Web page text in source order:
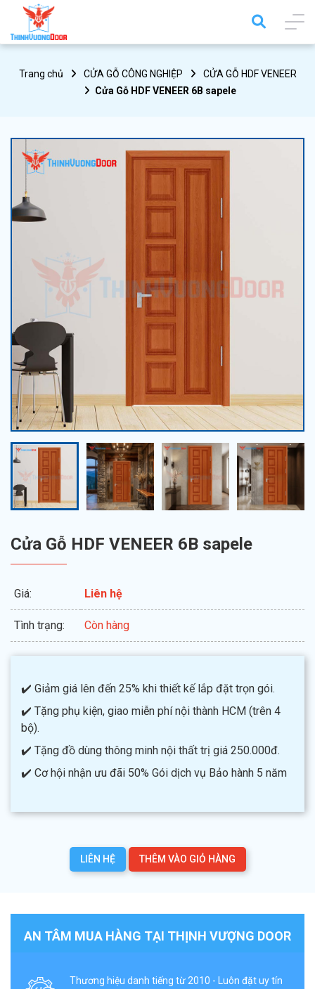
Trang chủ CỬA GỖ CÔNG NGHIỆP
CỬA GỖ HDF VENEER
Cửa Gỗ HDF VENEER 6B sapele
Cửa Gỗ HDF VENEER 6B sapele
Giá: Liên hệ
Tình trạng: Còn hàng
✔️ Giảm giá lên đến 25% khi thiết kế lắp đặt trọn gói.
✔️ Tặng phụ kiện, giao miễn phí nội thành HCM (trên 4
bộ).
✔️ Tặng đồ dùng thông minh nội thất trị giá 250.000đ.
✔️ Cơ hội nhận ưu đãi 50% Gói dịch vụ Bảo hành 5 năm
LIÊN HỆ THÊM VÀO GIỎ HÀNG
AN TÂM MUA HÀNG TẠI THỊNH VƯỢNG DOOR
Thương hiệu danh tiếng từ 2010 - Luôn đặt uy tín